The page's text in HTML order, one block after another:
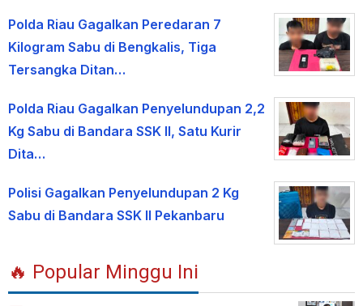
Polda Riau Gagalkan Peredaran 7
Kilogram Sabu di Bengkalis, Tiga
Tersangka Ditan…
Polda Riau Gagalkan Penyelundupan 2,2
Kg Sabu di Bandara SSK II, Satu Kurir
Dita…
Polisi Gagalkan Penyelundupan 2 Kg
Sabu di Bandara SSK II Pekanbaru
🔥 Popular Minggu Ini